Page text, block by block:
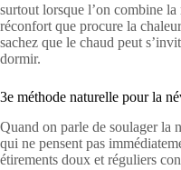
surtout lorsque l’on combine
réconfort que procure la
sachez que le chaud peut
dormir.
3e méthode naturelle pour la
Quand on parle de soulager la
qui ne pensent pas
étirements doux et réguliers